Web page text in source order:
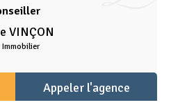
VINÇON
Immobilier
Appeler l'agence